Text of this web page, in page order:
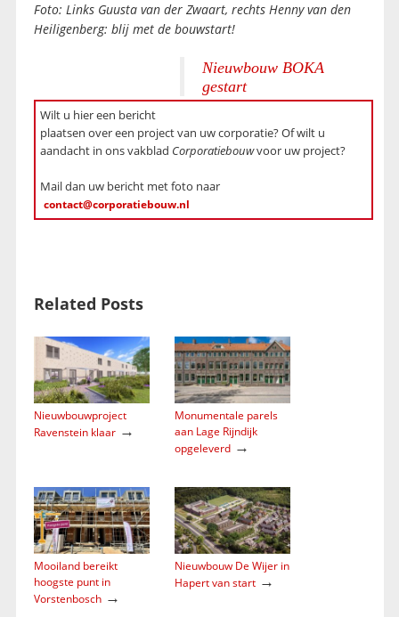
Foto: Links Guusta van der Zwaart, rechts Henny van den
Heiligenberg: blij met de bouwstart!
Nieuwbouw BOKA
gestart
Wilt u hier een bericht
plaatsen over een project van uw corporatie? Of wilt u
aandacht in ons vakblad Corporatiebouwvoor uw project?
Mail dan uw bericht met foto naar
contact@corporatiebouw.nl
Related Posts
Nieuwbouwproject
Ravenstein klaar→
Monumentale parels
aan Lage Rijndijk
opgeleverd→
Mooiland bereikt
hoogste punt in
Vorstenbosch→
Nieuwbouw De Wijer in
Hapert van start→